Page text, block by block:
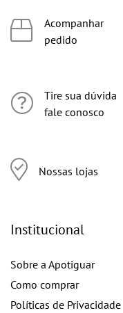
Acompanhar
pedido
Tire sua dúvida
fale conosco
Nossas lojas
Institucional
Sobre a Apotiguar
Como comprar
Políticas de Privacidade